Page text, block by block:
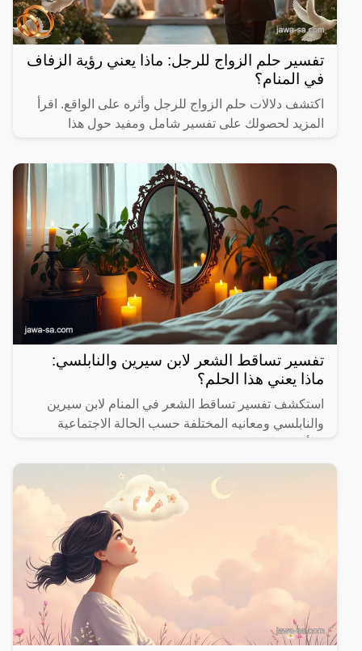
تفسير حلم الزواج للرجل: ماذا يعني رؤية الزفاف
في المنام؟
اكتشف دلالات حلم الزواج للرجل وأثره على الواقع. اقرأ
المزيد لحصولك على تفسير شامل ومفيد حول هذا
تفسير تساقط الشعر لابن سيرين والنابلسي:
ماذا يعني هذا الحلم؟
استكشف تفسير تساقط الشعر في المنام لابن سيرين
والنابلسي ومعانيه المختلفة حسب الحالة الاجتماعية